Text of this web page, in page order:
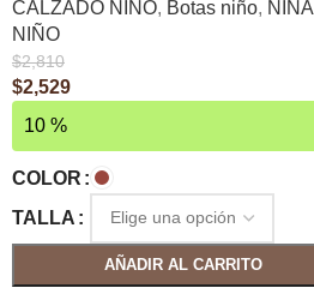
CALZADO NIÑO, Botas niño, NIÑA
NIÑO
$2,810
$2,529
10 %
COLOR
TALLA
AÑADIR AL CARRITO